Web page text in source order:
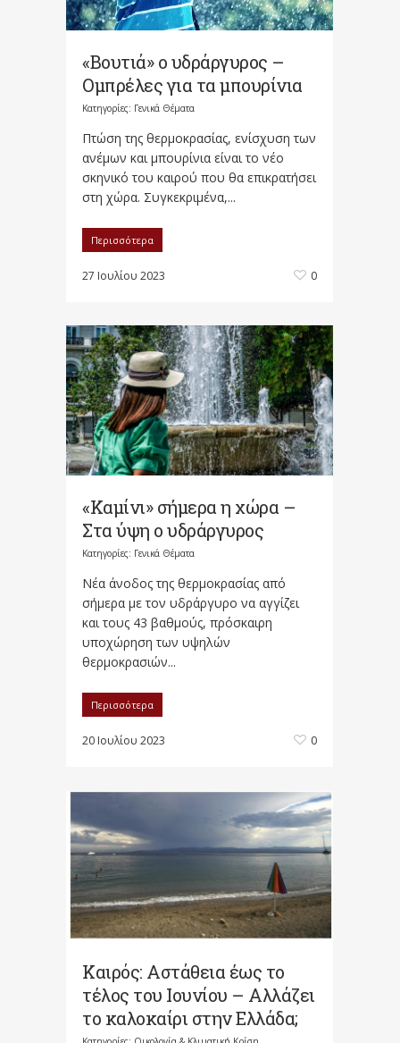
«Βουτιά» ο υδράργυρος –
Ομπρέλες για τα μπουρίνια
Κατηγορίες: Γενικά Θέματα
Πτώση της θερμοκρασίας, ενίσχυση των
ανέμων και μπουρίνια είναι το νέο
σκηνικό του καιρού που θα επικρατήσει
στη χώρα. Συγκεκριμένα,...
Περισσότερα
27 Ιουλίου 2023 0
«Καμίνι» σήμερα η χώρα –
Στα ύψη ο υδράργυρος
Κατηγορίες: Γενικά Θέματα
Νέα άνοδος της θερμοκρασίας από
σήμερα με τον υδράργυρο να αγγίζει
και τους 43 βαθμούς, πρόσκαιρη
υποχώρηση των υψηλών
θερμοκρασιών...
Περισσότερα
20 Ιουλίου 2023 0
Καιρός: Αστάθεια έως το
τέλος του Ιουνίου – Αλλάζει
το καλοκαίρι στην Ελλάδα;